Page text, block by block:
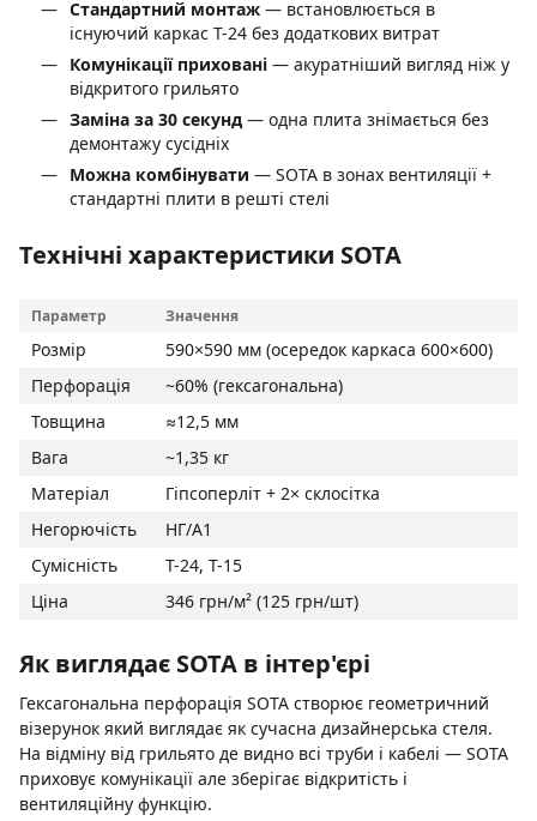
Стандартний монтаж — встановлюється в
існуючий каркас T-24 без додаткових витрат
Комунікації приховані — акуратніший вигляд ніж у
відкритого грильято
Заміна за 30 секунд — одна плита знімається без
демонтажу сусідніх
Можна комбінувати — SOTA в зонах вентиляції +
стандартні плити в решті стелі
Технічні характеристики SOTA
Параметр Значення
Розмір
590×590 мм (осередок каркаса 600×600)
Перфорація
~60% (гексагональна)
Товщина
≈12,5 мм
Вага
~1,35 кг
Матеріал
Гіпсоперліт + 2× склосітка
Негорючість
НГ/A1
Сумісність
T-24, T-15
Ціна
346 грн/м² (125 грн/шт)
Як виглядає SOTA в інтер'єрі
Гексагональна перфорація SOTA створює геометричний
візерунок який виглядає як сучасна дизайнерська стеля.
На відміну від грильято де видно всі труби і кабелі — SOTA
приховує комунікації але зберігає відкритість і
вентиляційну функцію.